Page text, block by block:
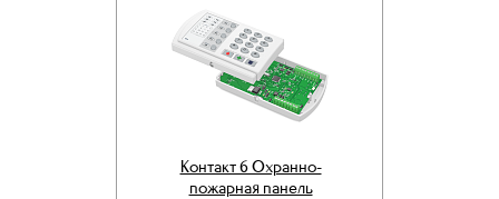
Контакт 6 Охранно-
пожарная панель